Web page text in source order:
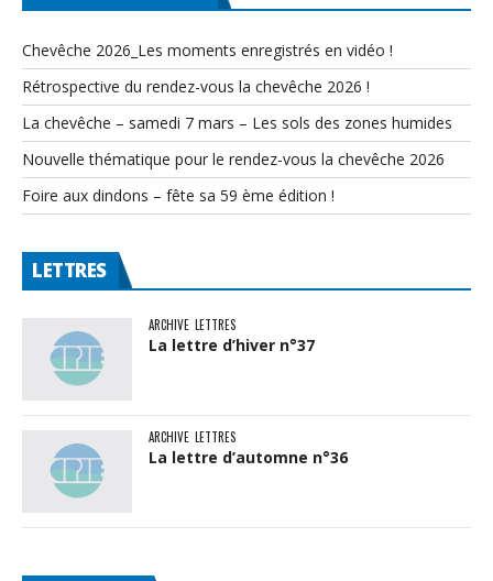
Chevêche 2026_Les moments enregistrés en vidéo !
Rétrospective du rendez-vous la chevêche 2026 !
La chevêche – samedi 7 mars – Les sols des zones humides
Nouvelle thématique pour le rendez-vous la chevêche 2026
Foire aux dindons – fête sa 59 ème édition !
LETTRES
ARCHIVE LETTRES
La lettre d’hiver n°37
ARCHIVE LETTRES
La lettre d’automne n°36